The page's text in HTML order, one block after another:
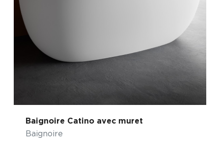
Baignoire Catino avec muret
Baignoire